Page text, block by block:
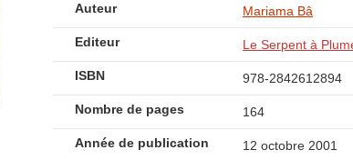
Auteur Mariama Bâ
Editeur Le Serpent à
ISBN 978-2842612894
Nombre de pages 164
Année de publication 12 octobre 2001